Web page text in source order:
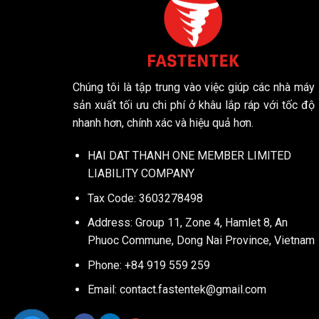
Chúng tôi là tập trung vào việc giúp các nhà máy
sản xuất tối ưu chi phí ở khâu lắp ráp với tốc độ
nhanh hơn, chính xác và hiệu quả hơn.
HAI DAT THANH ONE MEMBER LIMITED
LIABILITY COMPANY
Tax Code: 3603278498
Address: Group 11, Zone 4, Hamlet 8, An
Phuoc Commune, Dong Nai Province, Vietnam
Phone: +84 919 559 259
Email: contact.fastentek@gmail.com